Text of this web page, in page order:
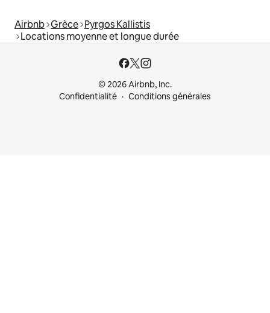
Airbnb Grèce Pyrgos Kallistis
Locations moyenne et longue durée
© 2026 Airbnb, Inc.
Confidentialité
Conditions générales